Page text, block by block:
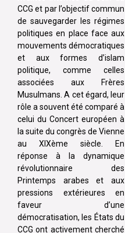
CCG et par l’objectif commun
de sauvegarder les régimes
politiques en place face aux
mouvements démocratiques
et aux formes d’islam
politique, comme celles
associées aux Frères
Musulmans. A cet égard, leur
rôle a souvent été comparé à
celui du Concert européen à
la suite du congrès de Vienne
au XIXème siècle. En
réponse à la dynamique
révolutionnaire des
Printemps arabes et aux
pressions extérieures en
faveur d’une
démocratisation, les États du
CCG ont activement cherché